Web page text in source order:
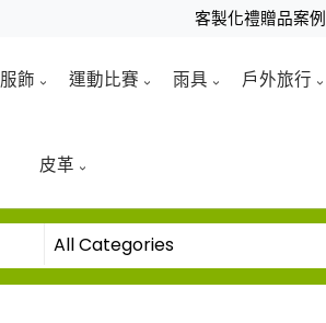
客製化禮贈品案例
服飾 運動比賽 雨具 戶外旅行
皮革